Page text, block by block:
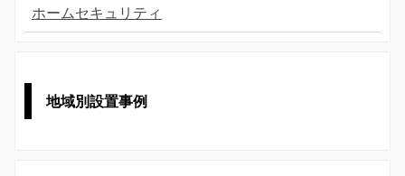
ホームセキュリティ
地域別設置事例